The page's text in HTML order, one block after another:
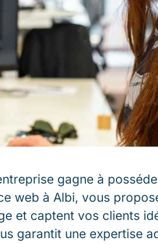
gagne à
web à Albi, vous
et captent vos clients
garantit une expertise